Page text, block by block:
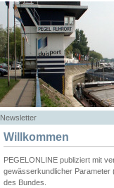
Newsletter
Willkommen
PEGELONLINE publiziert mit
gewässerkundlicher
des Bundes.